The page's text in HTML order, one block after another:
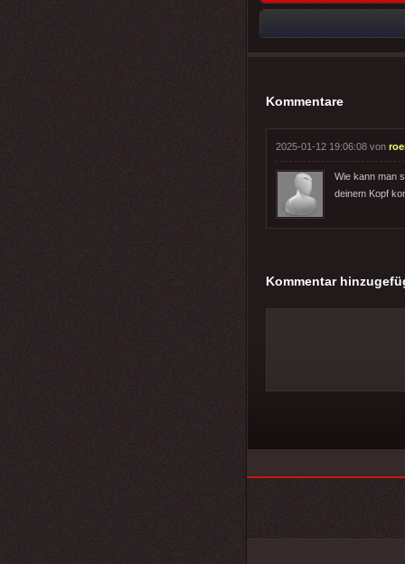
Kommentare
2025-01-12 19:06:08 von
Wie kann man
deinem Kopf
Kommentar